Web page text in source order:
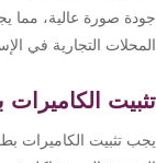
صورة عالية، مما
التجارية في
الكاميرات
تثبيت الكاميرات